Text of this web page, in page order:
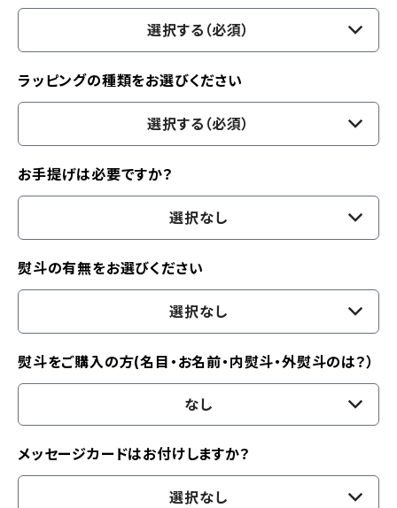
選択する（必須）
ラッピングの種類をお選びください
選択する（必須）
お手提げは必要ですか？
選択なし
熨斗の有無をお選びください
選択なし
熨斗をご購入の方(名目・お名前・内熨斗・外熨斗のは？）
なし
メッセージカードはお付けしますか？
選択なし